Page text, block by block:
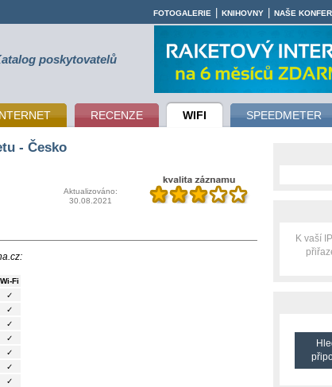
poskytovatelů
RECENZE WIFI SPEEDMETER
FOTOGALERIE KNIHOVNY NAŠE
- Česko
Aktualizováno:
30.08.2021
Wi-Fi
✓
✓
✓
✓
✓
✓
✓
K vaší